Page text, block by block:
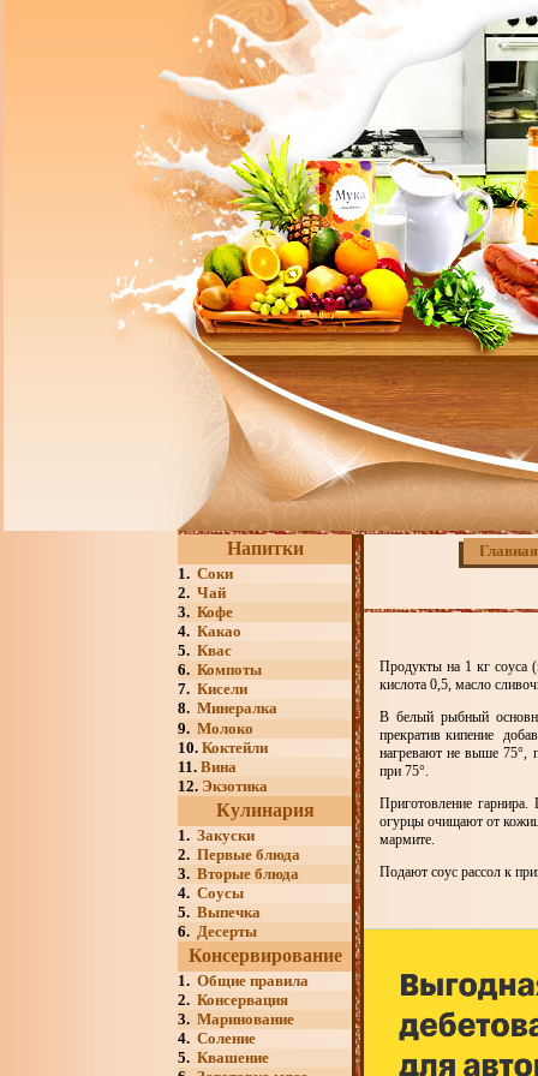
Напитки
1. Соки
2. Чай
3. Кофе
4. Какао
5. Квас
6. Компоты
7. Кисели
8. Минералка
9. Молоко
10. Коктейли
11. Вина
12. Экзотика
Кулинария
1. Закуски
2. Первые блюда
3. Вторые блюда
4. Соусы
5. Выпечка
6. Десерты
Консервирование
1. Общие правила
2. Консервация
3. Маринование
4. Соление
5. Квашение
Главная
Продукты на 1 кг соуса
кислота 0,5, масло
В белый рыбный
прекратив кипение
нагревают не выше 75°,
при 75°.
Приготовление
огурцы очищают от
мармите.
Подают соус рассол к